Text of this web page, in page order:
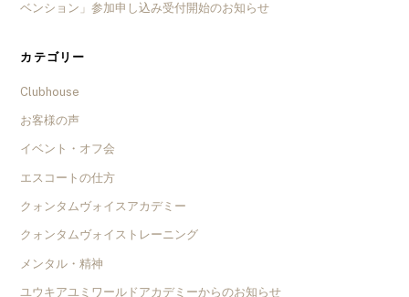
ベンション」参加申し込み受付開始のお知らせ
カテゴリー
Clubhouse
お客様の声
イベント・オフ会
エスコートの仕方
クォンタムヴォイスアカデミー
クォンタムヴォイストレーニング
メンタル・精神
ユウキアユミワールドアカデミーからのお知らせ